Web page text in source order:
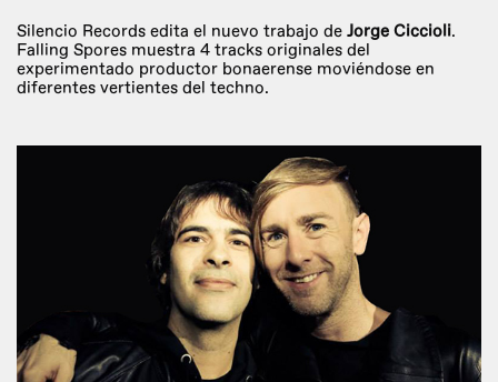
Silencio Records edita el nuevo trabajo de Jorge Ciccioli.
Falling Spores muestra 4 tracks originales del
experimentado productor bonaerense moviéndose en
diferentes vertientes del techno.